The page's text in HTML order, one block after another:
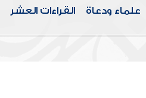
علماء ودعاة القراءات العشر